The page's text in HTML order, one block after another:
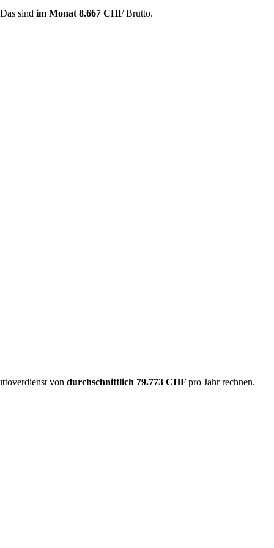
sind im Monat 8.667 CHF Brutto.
von durchschnittlich 79.773 CHF pro Jahr rechnen.